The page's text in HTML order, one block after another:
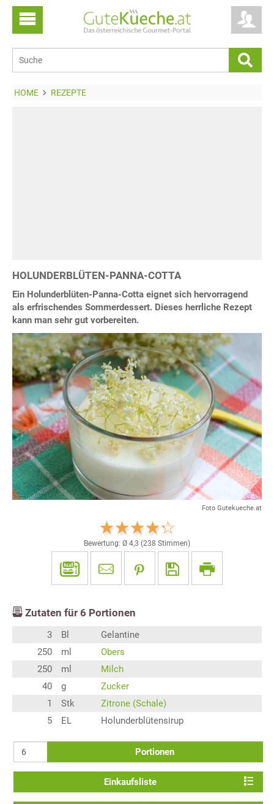
HOME REZEPTE
HOLUNDERBLÜTEN-PANNA-COTTA
Ein Holunderblüten-Panna-Cotta eignet sich hervorragend
als erfrischendes Sommerdessert. Dieses herrliche Rezept
kann man sehr gut vorbereiten.
Foto Gutekueche.at
Bewertung: Ø 4,3 (238 Stimmen)
Zutaten für 6 Portionen
3 Bl
Gelantine
250
ml
Obers
250
ml
Milch
40
g
Zucker
1
Stk
Zitrone (Schale)
5
EL Holunderblütensirup
Portionen
Einkaufsliste